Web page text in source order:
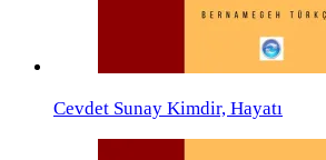
Cevdet Sunay Kimdir, Hayatı